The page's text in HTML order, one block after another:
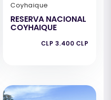
Coyhaique
RESERVA NACIONAL
COYHAIQUE
CLP 3.400 CLP